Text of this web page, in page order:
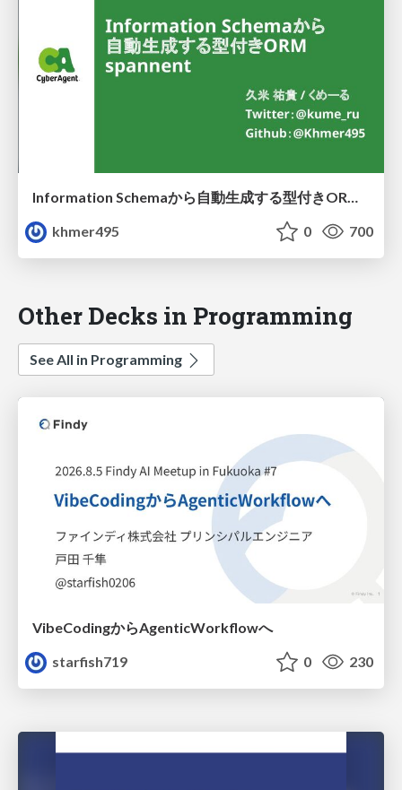
Information Schemaから自動生成する型付きORM spannent
khmer495
0 700
Other Decks in Programming
See All in Programming
VibeCodingからAgenticWorkflowへ
starfish719
0 230